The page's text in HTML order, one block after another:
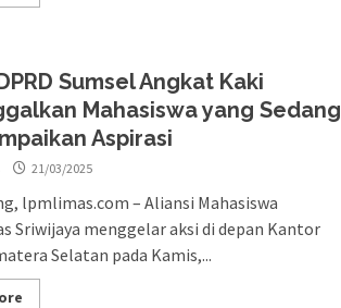
Sumsel Angkat Kaki
Mahasiswa yang Sedang
Aspirasi
21/03/2025
lpmlimas.com – Aliansi Mahasiswa
Sriwijaya menggelar aksi di depan Kantor
Selatan pada Kamis,...